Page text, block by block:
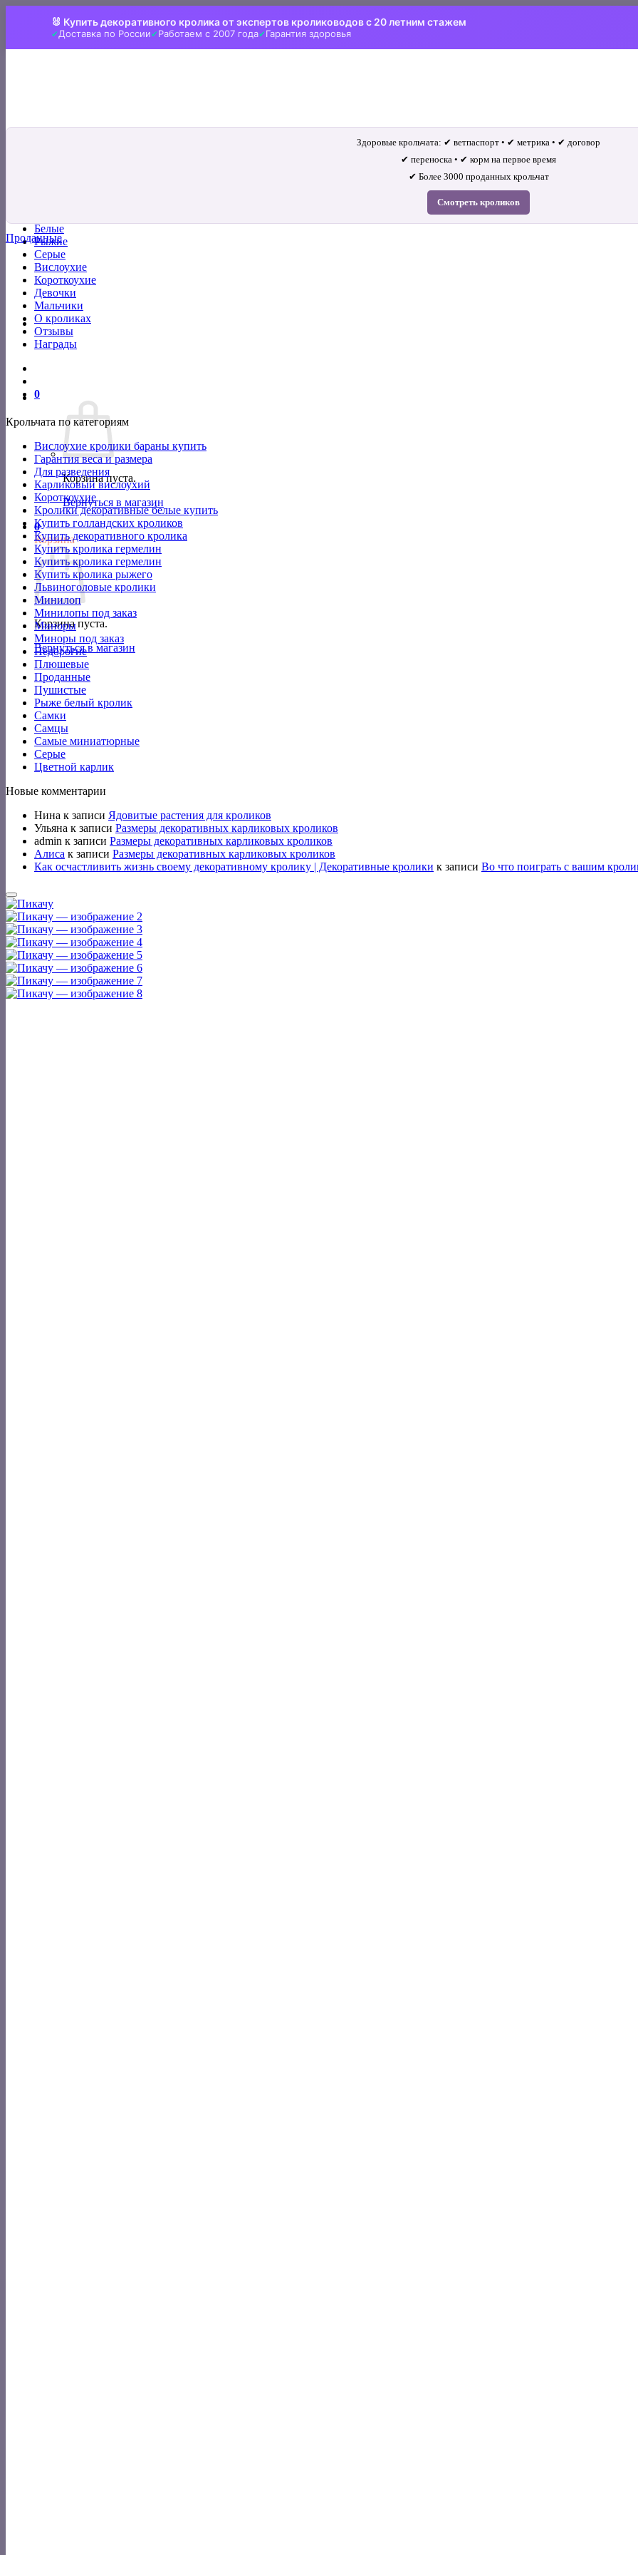
🐰 Купить декоративного кролика от экспертов кролиководов с 20 летним стажем
Доставка по России Работаем с 2007 года Гарантия здоровья
Белые
Рыжие
Серые
Вислоухие
Короткоухие
Девочки
Мальчики
О кроликах
Отзывы
Награды
0
Корзина пуста.
Вернуться в магазин
0
Корзина
Корзина пуста.
Вернуться в магазин
Здоровые крольчата: ✔ ветпаспорт • ✔ метрика • ✔ договор
✔ переноска • ✔ корм на первое время
✔ Более 3000 проданных крольчат
Смотреть кроликов
Проданные
Крольчата по категориям
Вислоухие кролики бараны купить
Гарантия веса и размера
Для разведения
Карликовый вислоухий
Короткоухие
Кролики декоративные белые купить
Купить голландских кроликов
Купить декоративного кролика
Купить кролика гермелин
Купить кролика гермелин
Купить кролика рыжего
Львиноголовые кролики
Минилоп
Минилопы под заказ
Миноры
Миноры под заказ
Недорогие
Плюшевые
Проданные
Пушистые
Рыже белый кролик
Самки
Самцы
Самые миниатюрные
Серые
Цветной карлик
Новые комментарии
Нина к записи Ядовитые растения для кроликов
Ульяна к записи Размеры декоративных карликовых кроликов
admin к записи Размеры декоративных карликовых кроликов
Алиса к записи Размеры декоративных карликовых кроликов
Как осчастливить жизнь своему декоративному кролику | Декоративные кролики к записи Во что поиграть с вашим